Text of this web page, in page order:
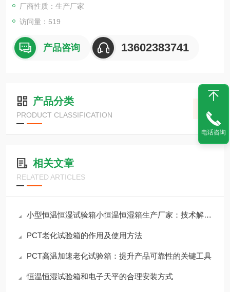
厂商性质：生产厂家
访问量：519
产品咨询 13602383741
产品分类
PRODUCT CLASSIFICATION
相关文章
RELATED ARTICLES
小型恒温恒湿试验箱小恒温恒湿箱生产厂家：技术解析与选购指南
PCT老化试验箱的作用及使用方法
PCT高温加速老化试验箱：提升产品可靠性的关键工具
恒温恒湿试验箱和电子天平的合理安装方式
电话咨询